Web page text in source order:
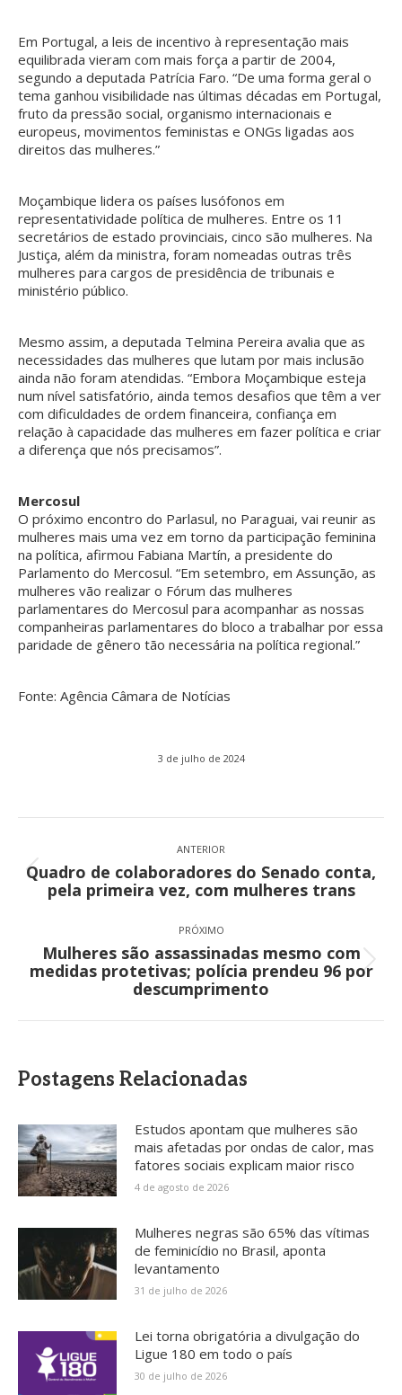
Em Portugal, a leis de incentivo à representação mais
equilibrada vieram com mais força a partir de 2004,
segundo a deputada Patrícia Faro. “De uma forma geral o
tema ganhou visibilidade nas últimas décadas em Portugal,
fruto da pressão social, organismo internacionais e
europeus, movimentos feministas e ONGs ligadas aos
direitos das mulheres.”
Moçambique lidera os países lusófonos em
representatividade política de mulheres. Entre os 11
secretários de estado provinciais, cinco são mulheres. Na
Justiça, além da ministra, foram nomeadas outras três
mulheres para cargos de presidência de tribunais e
ministério público.
Mesmo assim, a deputada Telmina Pereira avalia que as
necessidades das mulheres que lutam por mais inclusão
ainda não foram atendidas. “Embora Moçambique esteja
num nível satisfatório, ainda temos desafios que têm a ver
com dificuldades de ordem financeira, confiança em
relação à capacidade das mulheres em fazer política e criar
a diferença que nós precisamos”.
Mercosul
O próximo encontro do Parlasul, no Paraguai, vai reunir as
mulheres mais uma vez em torno da participação feminina
na política, afirmou Fabiana Martín, a presidente do
Parlamento do Mercosul. “Em setembro, em Assunção, as
mulheres vão realizar o Fórum das mulheres
parlamentares do Mercosul para acompanhar as nossas
companheiras parlamentares do bloco a trabalhar por essa
paridade de gênero tão necessária na política regional.”
Fonte: Agência Câmara de Notícias
3 de julho de 2024
de
post:
ANTERIOR
Post
anterior:
Quadro de colaboradores do Senado conta,
pela primeira vez, com mulheres trans
PRÓXIMO
Próximo
post:
Mulheres são assassinadas mesmo com
medidas protetivas; polícia prendeu 96 por
descumprimento
Postagens Relacionadas
Estudos apontam que mulheres são
mais afetadas por ondas de calor, mas
fatores sociais explicam maior risco
4 de agosto de 2026
Mulheres negras são 65% das vítimas
de feminicídio no Brasil, aponta
levantamento
31 de julho de 2026
Lei torna obrigatória a divulgação do
Ligue 180 em todo o país
30 de julho de 2026